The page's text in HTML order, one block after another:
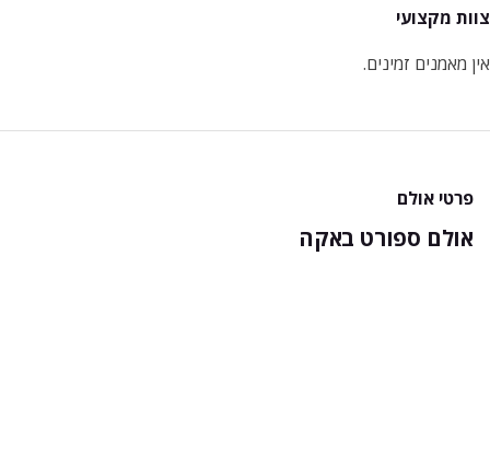
צוות מקצועי
אין מאמנים זמינים.
פרטי אולם
אולם ספורט באקה